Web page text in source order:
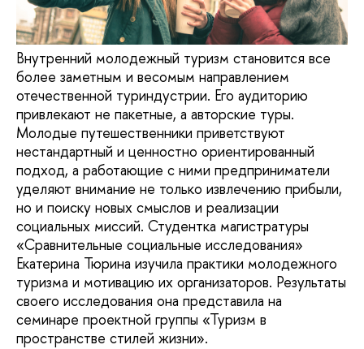
Внутренний молодежный туризм становится все
более заметным и весомым направлением
отечественной туриндустрии. Его аудиторию
привлекают не пакетные, а авторские туры.
Молодые путешественники приветствуют
нестандартный и ценностно ориентированный
подход, а работающие с ними предприниматели
уделяют внимание не только извлечению прибыли,
но и поиску новых смыслов и реализации
социальных миссий. Студентка магистратуры
«Сравнительные социальные исследования»
Екатерина Тюрина изучила практики молодежного
туризма и мотивацию их организаторов. Результаты
своего исследования она представила на
семинаре проектной группы «Туризм в
пространстве стилей жизни».